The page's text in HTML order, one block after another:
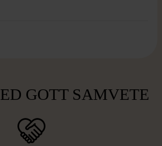
GOTT SAMVETE